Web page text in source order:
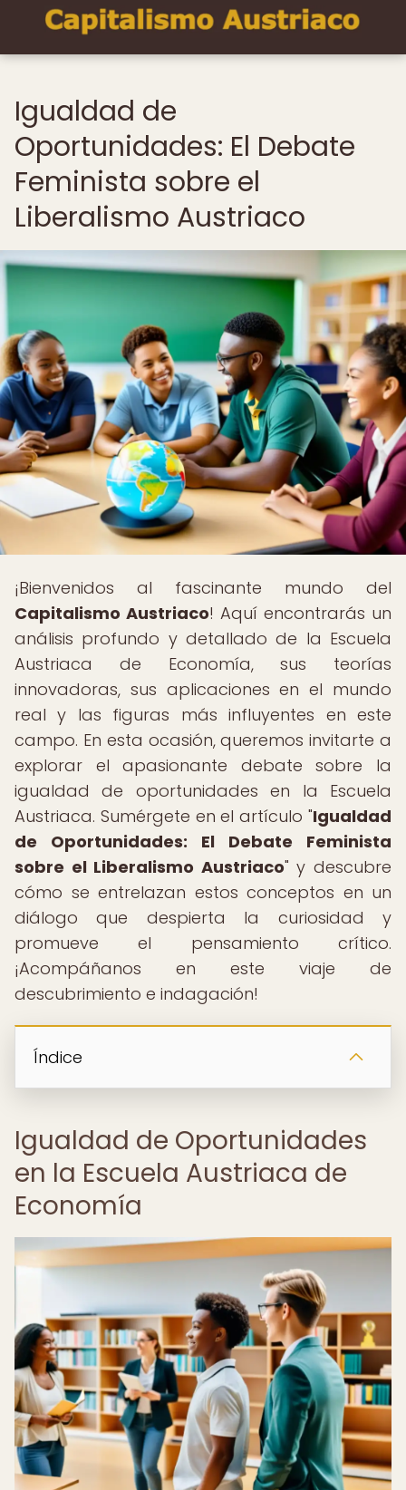
Igualdad de
Oportunidades: El Debate
Feminista sobre el
Liberalismo Austriaco
¡Bienvenidos al fascinante mundo del
Capitalismo Austriaco! Aquí encontrarás un
análisis profundo y detallado de la Escuela
Austriaca de Economía, sus teorías
innovadoras, sus aplicaciones en el mundo
real y las figuras más influyentes en este
campo. En esta ocasión, queremos invitarte a
explorar el apasionante debate sobre la
igualdad de oportunidades en la Escuela
Austriaca. Sumérgete en el artículo "Igualdad
de Oportunidades: El Debate Feminista
sobre el Liberalismo Austriaco" y descubre
cómo se entrelazan estos conceptos en un
diálogo que despierta la curiosidad y
promueve el pensamiento crítico.
¡Acompáñanos en este viaje de
descubrimiento e indagación!
Índice
Igualdad de Oportunidades
en la Escuela Austriaca de
Economía